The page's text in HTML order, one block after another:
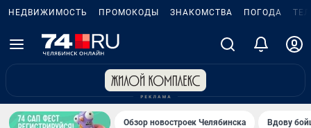
НЕДВИЖИМОСТЬ ПРОМОКОДЫ ЗНАКОМСТВА ПОГОДА
Обзор новостроек Челябинска Вдову